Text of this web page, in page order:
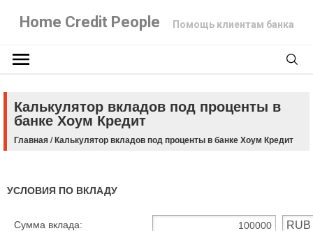
Home Credit People Помощь клиентам банка
Калькулятор вкладов под проценты в
банке Хоум Кредит
Главная/Калькулятор вкладов под проценты в банке Хоум Кредит
УСЛОВИЯ ПО ВКЛАДУ
Сумма вклада: